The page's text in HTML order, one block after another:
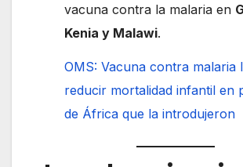
vacuna contra la malaria en
Kenia y Malawi.
OMS: Vacuna contra malaria
reducir mortalidad infantil en
de África que la introdujeron